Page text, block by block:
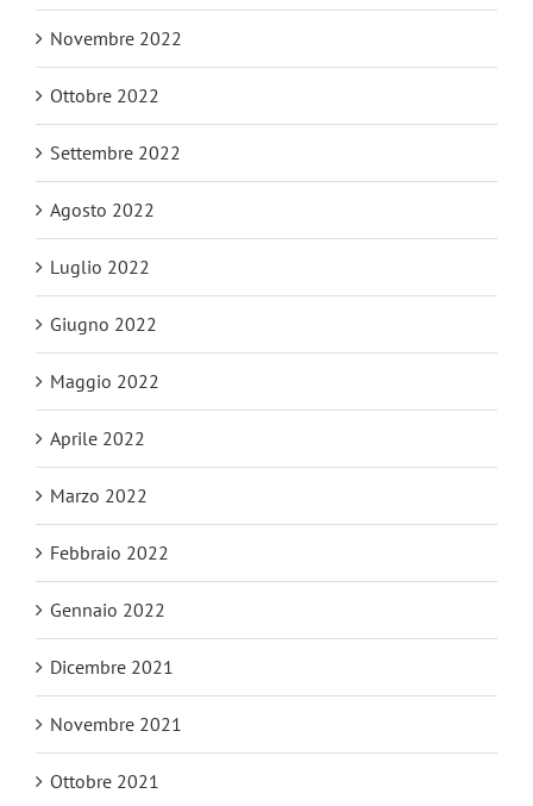
Novembre 2022
Ottobre 2022
Settembre 2022
Agosto 2022
Luglio 2022
Giugno 2022
Maggio 2022
Aprile 2022
Marzo 2022
Febbraio 2022
Gennaio 2022
Dicembre 2021
Novembre 2021
Ottobre 2021